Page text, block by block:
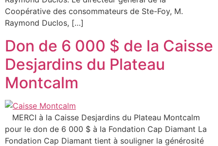
Coopérative des consommateurs de Ste-Foy, M.
Raymond Duclos, […]
Don de 6 000 $ de la Caisse
Desjardins du Plateau
Montcalm
MERCI à la Caisse Desjardins du Plateau Montcalm
pour le don de 6 000 $ à la Fondation Cap Diamant La
Fondation Cap Diamant tient à souligner la générosité